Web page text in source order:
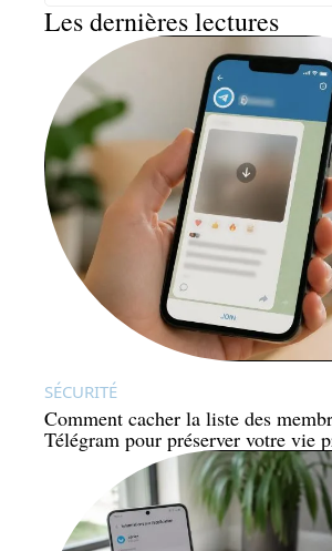
Les dernières lectures
SÉCURITÉ
Comment cacher la liste des
Télégram pour préserver votre vie